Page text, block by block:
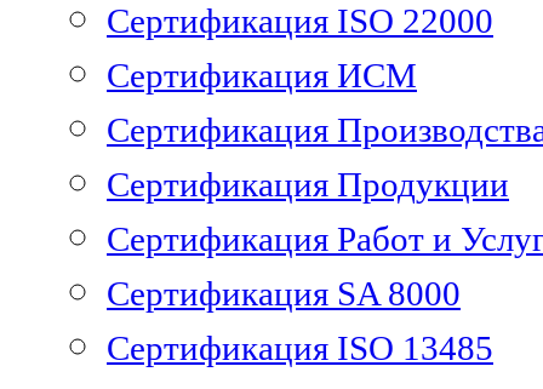
Сертификация ISO 22000
Сертификация ИСМ
Сертификация
Сертификация Продукции
Сертификация Работ и
Сертификация SA 8000
Сертификация ISO 13485